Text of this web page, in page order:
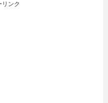
リンク